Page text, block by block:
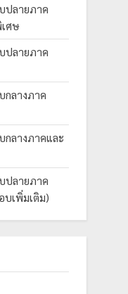
ปลายภาค
ศษ
ปลายภาค
กลางภาค
ลางภาคและ
ปลายภาค
บเพิ่มเติม)